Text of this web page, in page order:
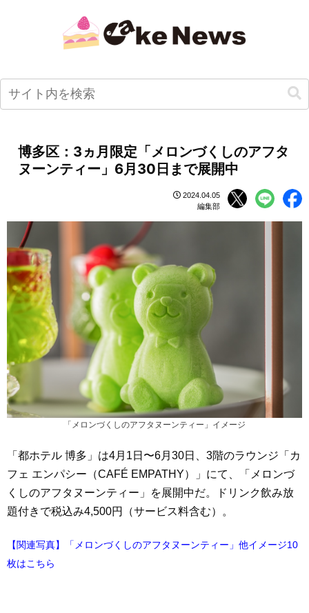
博多区：3ヵ月限定「メロンづくしのアフタ
ヌーンティー」6月30日まで展開中
2024.04.05
編集部
「メロンづくしのアフタヌーンティー」イメージ
「都ホテル 博多」は4月1日〜6月30日、3階のラウンジ「カ
フェ エンパシー（CAFÉ EMPATHY）」にて、「メロンづ
くしのアフタヌーンティー」を展開中だ。ドリンク飲み放
題付きで税込み4,500円（サービス料含む）。
【関連写真】「メロンづくしのアフタヌーンティー」他イメージ10
枚はこちら